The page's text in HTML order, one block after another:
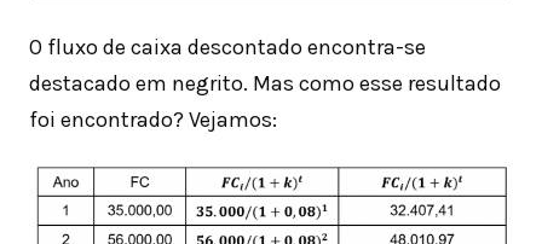
O fluxo de caixa descontado encontra-se
destacado em negrito. Mas como esse resultado
foi encontrado? Vejamos: